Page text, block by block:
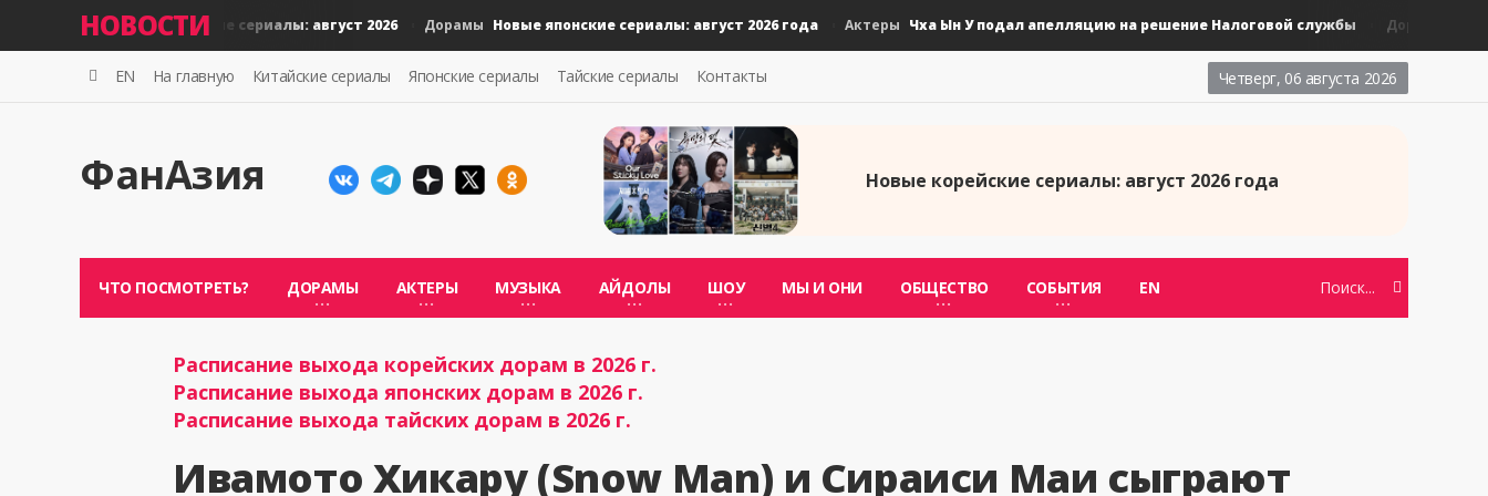
НОВОСТИ
Новые тайские сериалы: август 2026 Дорамы Новые японские сериалы: август 2026 года Актеры Чха Ын У подал апелляцию на решение Налоговой службы Дорамы
Четверг, 06 августа 2026
EN На главную Китайские сериалы Японские сериалы Тайские сериалы Контакты
ФанАзия Новые корейские сериалы: август 2026 года
ЧТО ПОСМОТРЕТЬ? ДОРАМЫ АКТЕРЫ МУЗЫКА АЙДОЛЫ ШОУ МЫ И ОНИ ОБЩЕСТВО СОБЫТИЯ EN
Расписание выхода корейских дорам в 2026 г.
Расписание выхода японских дорам в 2026 г.
Расписание выхода тайских дорам в 2026 г.
Ивамото Хикару (Snow Man) и Сираиси Маи сыграют